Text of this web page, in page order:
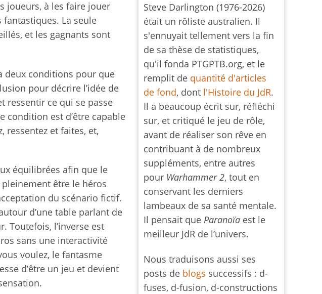
joueurs, à les faire jouer
La seule
et les gagnants sont
deux conditions pour que
pour décrire l’idée de
ressentir ce qui se passe
condition est d’être capable
ressentez et faites, et,
équilibrées afin que le
être le héros
du scénario fictif.
d’une table parlant de
Toutefois, l’inverse est
sans une interactivité
voulez, le fantasme
d’être un jeu et devient
Steve Darlington (1976-2026)
était un rôliste australien. Il
s'ennuyait tellement vers la fin
de sa thèse de statistiques,
qu'il fonda PTGPTB.org, et le
remplit de quantité d'articles
de fond, dont l'Histoire du JdR.
Il a beaucoup écrit sur, réfléchi
sur, et critiqué le jeu de rôle,
avant de réaliser son rêve en
contribuant à de nombreux
suppléments, entre autres
pour Warhammer 2, tout en
conservant les derniers
lambeaux de sa santé mentale.
Il pensait queParanoïa est le
meilleur JdR de l’univers.
Nous traduisons aussi ses
posts de blogs successifs : d-
fuses, d-fusion, d-constructions